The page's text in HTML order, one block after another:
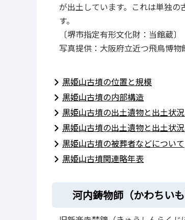
が出土しています。これは単独
す。
〔堺市指定有形文化財：当館蔵〕
写真提供：大阪府立近つ飛鳥博物
黒姫山古墳の位置と規模
黒姫山古墳の内部構造
黒姫山古墳の出土遺物と出土状
黒姫山古墳の出土遺物と出土状
黒姫山古墳の被葬者などについて
黒姫山古墳関連略年表
河内鋳物師（かわちいも